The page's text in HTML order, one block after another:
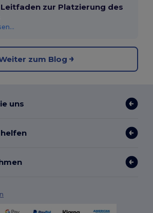
zur Platzierung des
zum Blog
uns
helfen